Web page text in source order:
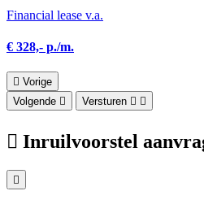
Financial lease v.a.
€ 328,- p./m.
Vorige
Volgende
Versturen
Inruilvoorstel